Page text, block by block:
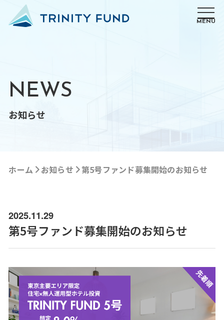
MENU
NEWS
お知らせ
ホーム お知らせ 第5号ファンド募集開始のお知らせ
2025.11.29
第5号ファンド募集開始のお知らせ